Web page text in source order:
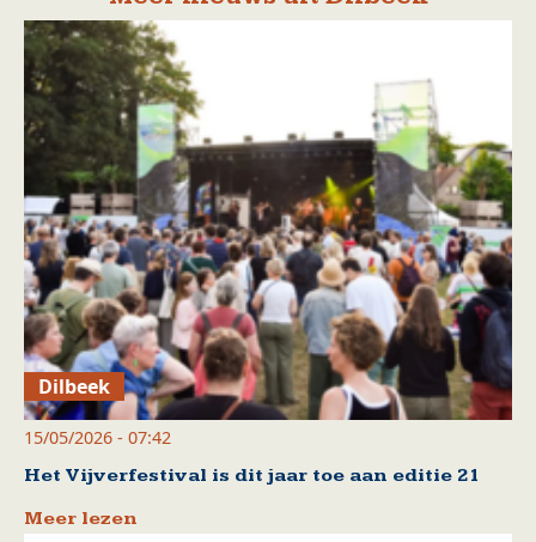
Dilbeek
15/05/2026 - 07:42
Het Vijverfestival is dit jaar toe aan editie 21
Meer lezen